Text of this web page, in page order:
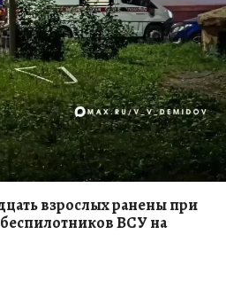
взрослых ранены при
ВСУ на